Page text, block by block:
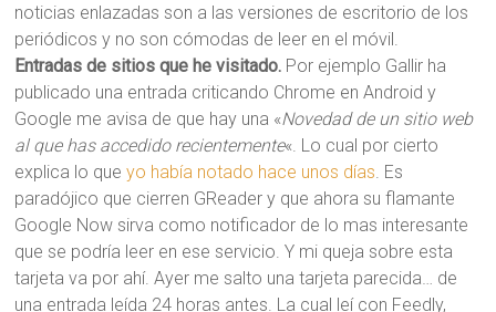
noticias enlazadas son a las versiones de escritorio de los
periódicos y no son cómodas de leer en el móvil.
Entradas de sitios que he visitado. Por ejemplo Gallir ha
publicado una entrada criticando Chrome en Android y
Google me avisa de que hay una «Novedad de un sitio web
al que has accedido recientemente«. Lo cual por cierto
explica lo queyo había notado hace unos días. Es
paradójico que cierren GReader y que ahora su flamante
Google Now sirva como notificador de lo mas interesante
que se podría leer en ese servicio. Y mi queja sobre esta
tarjeta va por ahí. Ayer me salto una tarjeta parecida… de
una entrada leída 24 horas antes. La cual leí con Feedly,